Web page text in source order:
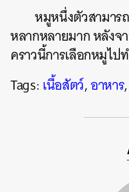
หมูหนึ่งตัวสามาร
หลากหลายมากหลังจ
คราวนี้การเลือกหมูไป
Tags:เนื้อสัตว์,อาหาร,